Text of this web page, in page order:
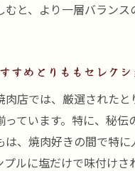
むと、より一層バランス
すめとりももセレクシ
肉店では、厳選された
っています。特に、秘伝
は、焼肉好きの間で特に
プルに塩だけで味付けさ